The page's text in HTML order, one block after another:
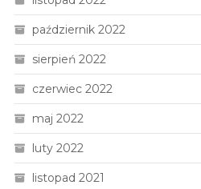
październik 2022
sierpień 2022
czerwiec 2022
maj 2022
luty 2022
listopad 2021